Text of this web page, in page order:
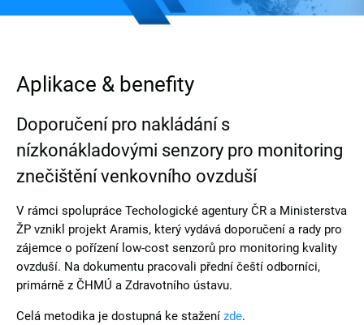
Aplikace & benefity
Doporučení pro nakládání s
nízkonákladovými senzory pro monitoring
znečištění venkovního ovzduší
V rámci spolupráce Techologické agentury ČR a Ministerstva
ŽP vznikl projekt Aramis, který vydává doporučení a rady pro
zájemce o pořízení low-cost senzorů pro monitoring kvality
ovzduší. Na dokumentu pracovali přední čeští odborníci,
primárně z ČHMÚ a Zdravotního ústavu.
Celá metodika je dostupná ke stažení zde.